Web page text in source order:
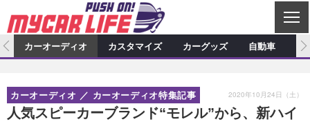
C
L
S
E
カーオーディオ
プロショップ検索 ショップ訪問記
カスタマイズ特集記事 カスタマイズ新製品情報
カーグッズ
カーオーディオ カスタマイズ カーグッズ 自動車
人気スピーカーブランド“モレル”から、新ハイ
カーオーディオ カーオーディオ特集記事 2020年10月24日（土）